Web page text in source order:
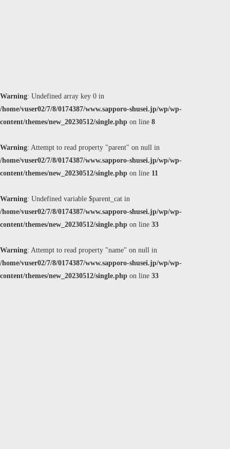
Warning: Undefined array key 0 in
/home/vuser02/7/8/0174387/www.sapporo-shusei.jp/wp/wp-
content/themes/new_20230512/single.php on line 8
Warning: Attempt to read property "parent" on null in
/home/vuser02/7/8/0174387/www.sapporo-shusei.jp/wp/wp-
content/themes/new_20230512/single.php on line 11
Warning: Undefined variable $parent_cat in
/home/vuser02/7/8/0174387/www.sapporo-shusei.jp/wp/wp-
content/themes/new_20230512/single.php on line 33
Warning: Attempt to read property "name" on null in
/home/vuser02/7/8/0174387/www.sapporo-shusei.jp/wp/wp-
content/themes/new_20230512/single.php on line 33